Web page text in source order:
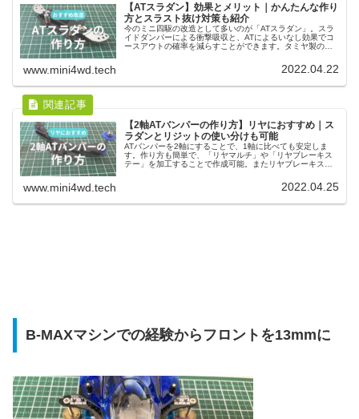
【ATスラダン】効果とメリット｜かんたんな作り
方とスラスト抜け対策も紹介
今のミニ四駆の改造として多いのが「ATスラダン」。スラ
イドダンパーによる衝撃吸収と、ATによるいなし効果でコ
ースアウトの確率を減らすことができます。タミヤ製のス
www.mini4wd.tech 2022.04.22
【2軸ATバンパーの作り方】リヤにおすすめ｜ス
ラダンとリジットの使い分けも可能
ATバンパーを2軸にすることで、1軸に比べても安定しま
す。作り方も簡単で、「リヤマルチ」や「リヤブレーキス
テー」を加工することで作成可能。またリヤブレーキステ
www.mini4wd.tech 2022.04.25
B-MAXマシンでの経験からフロントを13mmに